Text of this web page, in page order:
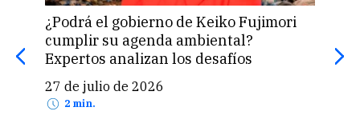
¿Podrá el gobierno de Keiko Fujimori
cumplir su agenda ambiental?
Expertos analizan los desafíos
27 de julio de 2026
2 min.